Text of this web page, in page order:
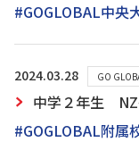
#GOGLOBAL中央
2024.03.28 GO
中学２年生 NZ
#GOGLOBAL附属